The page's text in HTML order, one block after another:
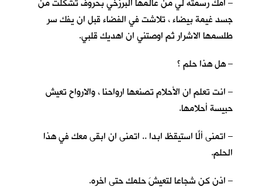
جسد غيمة بيضاء ، تلاشت في الفضاء قبل ان يفك سر
طلسمها الاشرار ثم اوصتني ان اهديك قلبي.
– هل هذا حلم ؟
– انت تعلم ان الأحلام تصنعها ارواحنا ، والارواح تعيش
حبيسة أحلامها.
– اتمنى ألّا استيقظ ابدا .. اتمنى ان ابقى معكِ في هذا
الحلم.
– اذن كن شجاعا لتعيشَ حلمك حتى اخره.